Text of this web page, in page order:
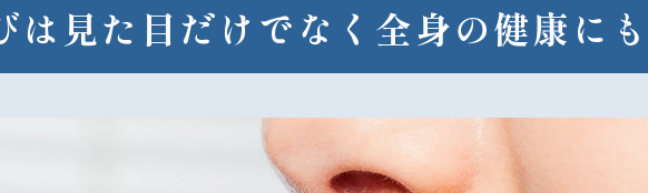
は見た目だけでなく全身の健康に